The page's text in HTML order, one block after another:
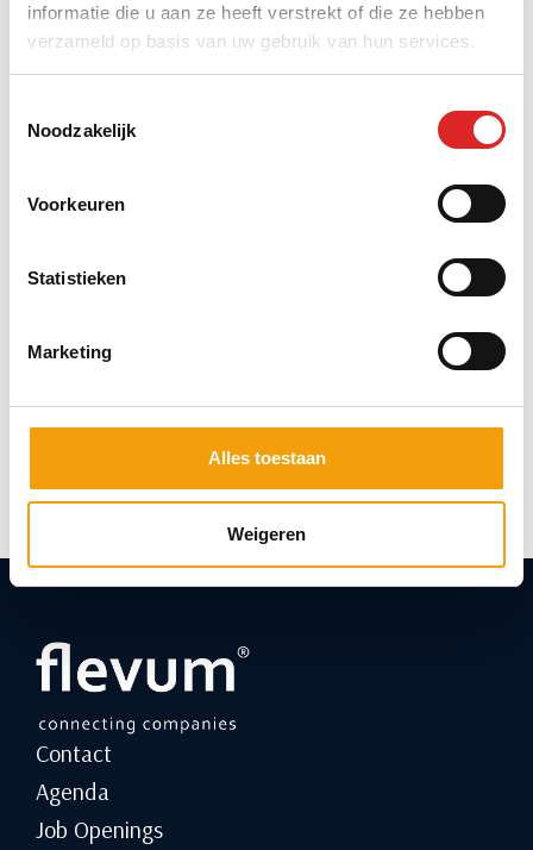
informatie die u aan ze heeft verstrekt of die ze hebben
verzameld op basis van uw gebruik van hun services.
Noodzakelijk
Voorkeuren
Statistieken
Marketing
Alles toestaan
Weigeren
Contact
Agenda
Job Openings